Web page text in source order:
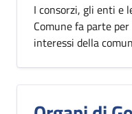
I consorzi, gli enti e
Comune fa parte
interessi della